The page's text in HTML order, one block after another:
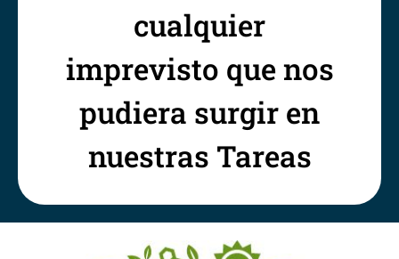
cualquier
imprevisto que nos
pudiera surgir en
nuestras Tareas